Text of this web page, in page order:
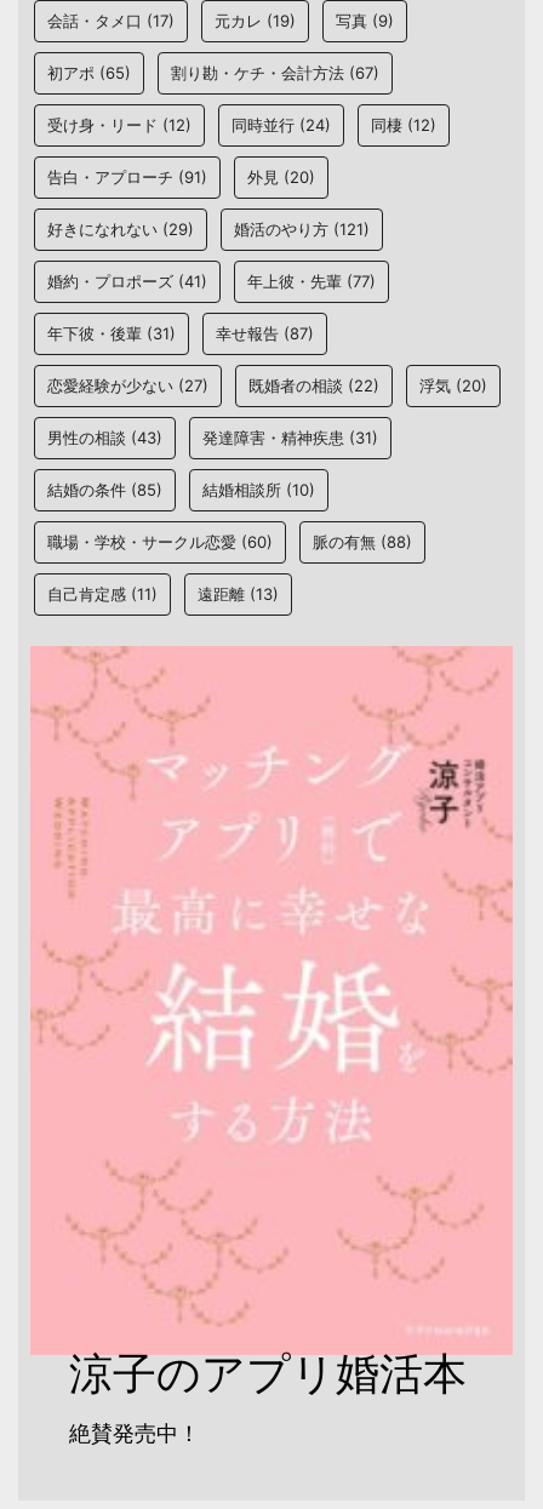
会話・タメ口 (17) 元カレ (19) 写真 (9)
初アポ (65) 割り勘・ケチ・会計方法 (67)
受け身・リード (12) 同時並行 (24) 同棲 (12)
告白・アプローチ (91) 外見 (20)
好きになれない (29) 婚活のやり方 (121)
婚約・プロポーズ (41) 年上彼・先輩 (77)
年下彼・後輩 (31) 幸せ報告 (87)
恋愛経験が少ない (27) 既婚者の相談 (22) 浮気 (20)
男性の相談 (43) 発達障害・精神疾患 (31)
結婚の条件 (85) 結婚相談所 (10)
職場・学校・サークル恋愛 (60) 脈の有無 (88)
自己肯定感 (11) 遠距離 (13)
涼子のアプリ婚活本
絶賛発売中！